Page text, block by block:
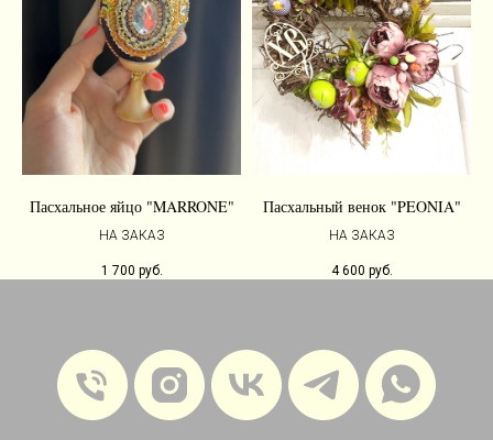
Пасхальное яйцо "MARRONE"
НА ЗАКАЗ
1 700 руб.
Пасхальный венок "PEONIA"
НА ЗАКАЗ
4 600 руб.